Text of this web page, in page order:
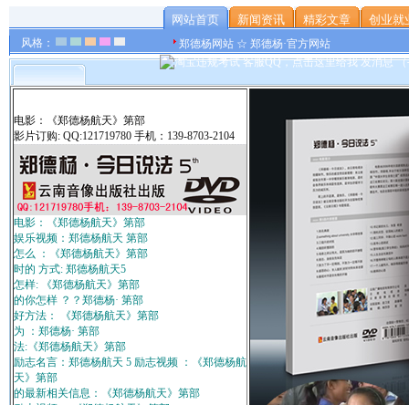
风格：
网站首页 新闻资讯 精彩文章 创业就
郑德杨网站 ☆ 郑德杨·官方网站
电影：《郑德杨航天》第部
影片订购: QQ:121719780 手机：139-8703-2104
电影：《郑德杨航天》第部
娱乐视频：郑德杨航天 第部
怎么 ：《郑德杨航天》第部
时的 方式: 郑德杨航天5
怎样: 《郑德杨航天》第部
的你怎样 ？？郑德杨· 第部
好方法： 《郑德杨航天》第部
为 ：郑德杨· 第部
法:《郑德杨航天》第部
励志名言：郑德杨航天 5 励志视频 ：《郑德杨航
天》第部
的最新相关信息：《郑德杨航天》第部